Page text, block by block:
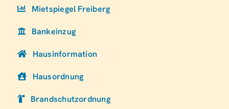
Mietspiegel Freiberg
Bankeinzug
Hausinformation
Hausordnung
Brandschutzordnung